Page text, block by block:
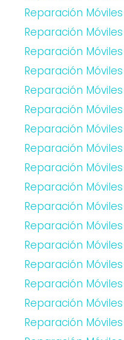
Reparación
Reparación
Reparación
Reparación
Reparación
Reparación
Reparación
Reparación
Reparación
Reparación
Reparación
Reparación
Reparación
Reparación
Reparación
Reparación Móviles
Reparación